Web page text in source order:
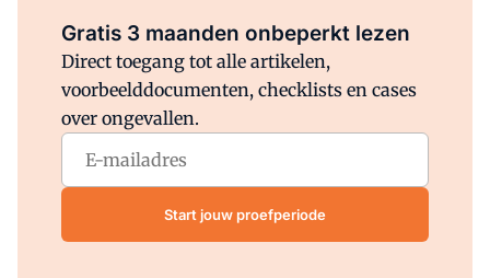
Gratis 3 maanden onbeperkt lezen
Direct toegang tot alle artikelen,
voorbeelddocumenten, checklists en cases
over ongevallen.
Start jouw proefperiode